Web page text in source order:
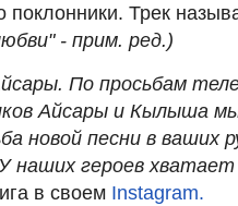
поклонники. Трек
- прим. ред.)
По просьбам
Айсары и Кылыша
новой песни в ваших
наших героев
в своем Instagram.